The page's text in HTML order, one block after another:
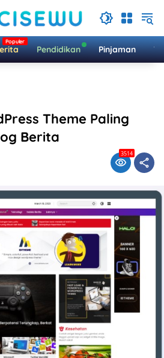
Pendidikan Pinjaman
Theme Paling
Berita
3514